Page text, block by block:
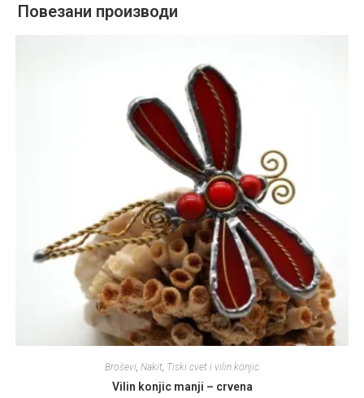
Повезани производи
Broševi, Nakit, Tiski cvet i vilin konjic
Vilin konjic manji – crvena